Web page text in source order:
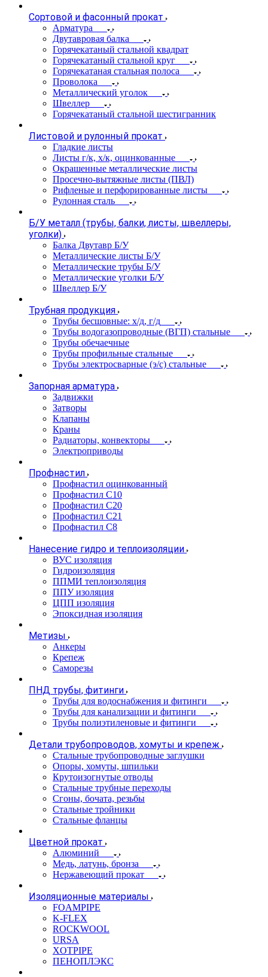
Сортовой и фасонный прокат
Арматура
Двутавровая балка
Горячекатаный стальной квадрат
Горячекатаный стальной круг
Горячекатаная стальная полоса
Проволока
Металлический уголок
Швеллер
Горячекатаный стальной шестигранник
Листовой и рулонный прокат
Гладкие листы
Листы г/к, х/к, оцинкованные
Окрашенные металлические листы
Просечно-вытяжные листы (ПВЛ)
Рифленые и перфорированные листы
Рулонная сталь
Б/У металл (трубы, балки, листы, швеллеры,
уголки)
Балка Двутавр Б/У
Металлические листы Б/У
Металлические трубы Б/У
Металлические уголки Б/У
Швеллер Б/У
Трубная продукция
Трубы бесшовные: х/д, г/д
Трубы водогазопроводные (ВГП) стальные
Трубы обечаечные
Трубы профильные стальные
Трубы электросварные (э/с) стальные
Запорная арматура
Задвижки
Затворы
Клапаны
Краны
Радиаторы, конвекторы
Электроприводы
Профнастил
Профнастил оцинкованный
Профнастил С10
Профнастил С20
Профнастил С21
Профнастил С8
Нанесение гидро и теплоизоляции
ВУС изоляция
Гидроизоляция
ППМИ теплоизоляция
ППУ изоляция
ЦПП изоляция
Эпоксидная изоляция
Метизы
Анкеры
Крепеж
Саморезы
ПНД трубы, фитинги
Трубы для водоснабжения и фитинги
Трубы для канализации и фитинги
Трубы полиэтиленовые и фитинги
Детали трубопроводов, хомуты и крепеж
Стальные трубопроводные заглушки
Опоры, хомуты, шпильки
Крутоизогнутые отводы
Стальные трубные переходы
Сгоны, бочата, резьбы
Стальные тройники
Стальные фланцы
Цветной прокат
Алюминий
Медь, латунь, бронза
Нержавеющий прокат
Изоляционные материалы
FOAMPIPE
K-FLEX
ROCKWOOL
URSA
XOTPIPE
ПЕНОПЛЭКС